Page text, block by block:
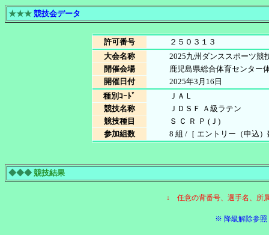
★★★ 競技会データ
許可番号
２５０３１３
大会名称
2025九州ダンススポーツ競
開催会場
鹿児島県総合体育センター
開催日付
2025年3月16日
種別ｺｰﾄﾞ
ＪＡＬ
競技名称
ＪＤＳＦ Ａ級ラテン
競技種目
Ｓ Ｃ Ｒ Ｐ (Ｊ)
参加組数
8 組 /［ エントリー（申込
◆◆◆ 競技結果
↓ 任意の背番号、選手名、所
※ 降級解除参照